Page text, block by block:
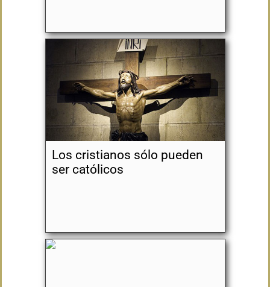
Los cristianos sólo pueden
ser católicos